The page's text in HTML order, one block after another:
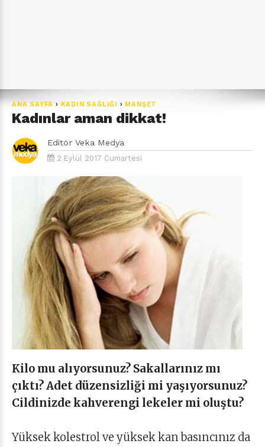
ANA SAYFA › KADIN SAĞLIĞI › MANŞET
Kadınlar aman dikkat!
Editör Veka Medya
2 Eylül 2017 Cumartesi
Kilo mu alıyorsunuz? Sakallarınız mı
çıktı? Adet düzensizliği mi yaşıyorsunuz?
Cildinizde kahverengi lekeler mi oluştu?
Yüksek kolestrol ve yüksek kan basıncınız da